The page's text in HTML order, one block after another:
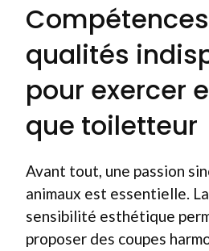
qualités
pour exercer
que toiletteur
Avant tout, une passion
animaux est essentielle.
sensibilité esthétique
proposer des coupes